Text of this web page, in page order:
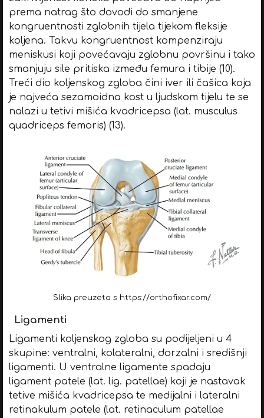
prema natrag što dovodi do smanjene
kongruentnosti zglobnih tijela tijekom fleksije
koljena. Takvu kongruentnost kompenziraju
meniskusi koji povećavaju zglobnu površinu i tako
smanjuju sile pritiska između femura i tibije (10).
Treći dio koljenskog zgloba čini iver ili čašica koja
je najveća sezamoidna kost u ljudskom tijelu te se
nalazi u tetivi mišića kvadricepsa (lat. musculus
quadriceps femoris) (13).
Slika preuzeta s https://orthofixar.com/
Ligamenti
Ligamenti koljenskog zgloba su podijeljeni u 4
skupine: ventralni, kolateralni, dorzalni i središnji
ligamenti. U ventralne ligamente spadaju
ligament patele (lat. lig. patellae) koji je nastavak
tetive mišića kvadricepsa te medijalni i lateralni
retinakulum patele (lat. retinaculum patellae